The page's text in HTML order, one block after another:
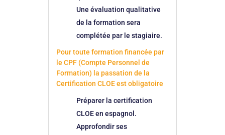
Une évaluation qualitative
de la formation sera
complétée par le stagiaire.
Pour toute formation financée par
le CPF (Compte Personnel de
Formation) la passation de la
Certification CLOE est obligatoire
Préparer la certification
CLOE en espagnol.
Approfondir ses